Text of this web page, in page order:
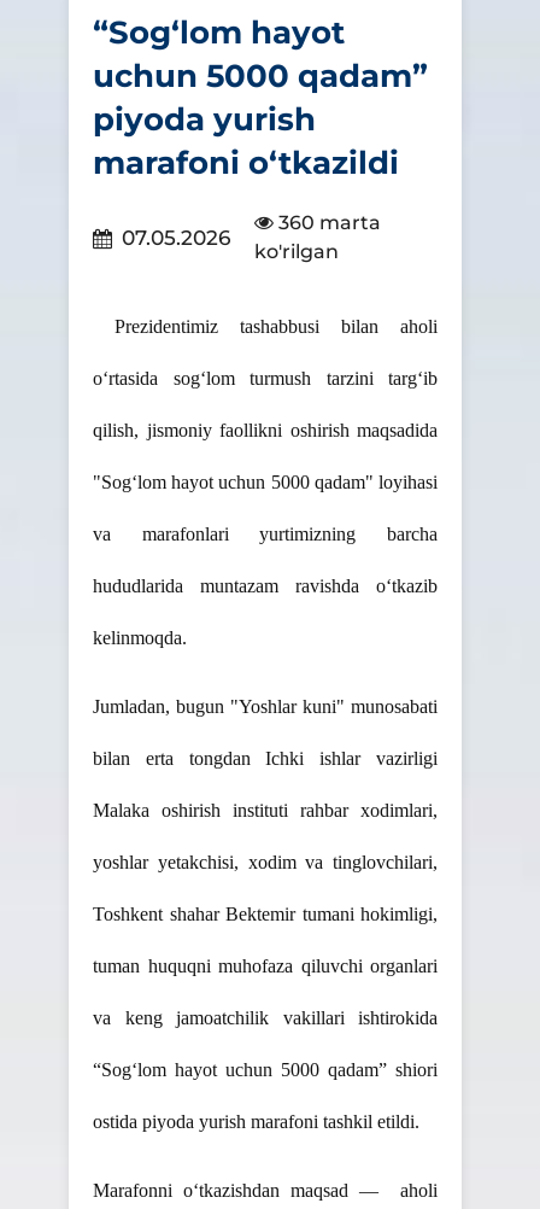
“Sog‘lom hayot
uchun 5000 qadam”
piyoda yurish
marafoni o‘tkazildi
07.05.2026
360 marta
ko'rilgan
Prezidentimiz tashabbusi bilan aholi
o‘rtasida sog‘lom turmush tarzini targ‘ib
qilish, jismoniy faollikni oshirish maqsadida
"Sog‘lom hayot uchun 5000 qadam" loyihasi
va marafonlari yurtimizning barcha
hududlarida muntazam ravishda o‘tkazib
kelinmoqda.
Jumladan, bugun "Yoshlar kuni" munosabati
bilan erta tongdan Ichki ishlar vazirligi
Malaka oshirish instituti rahbar xodimlari,
yoshlar yetakchisi, xodim va tinglovchilari,
Toshkent shahar Bektemir tumani hokimligi,
tuman huquqni muhofaza qiluvchi organlari
va keng jamoatchilik vakillari ishtirokida
“Sog‘lom hayot uchun 5000 qadam” shiori
ostida piyoda yurish marafoni tashkil etildi.
Marafonni o‘tkazishdan maqsad — aholi